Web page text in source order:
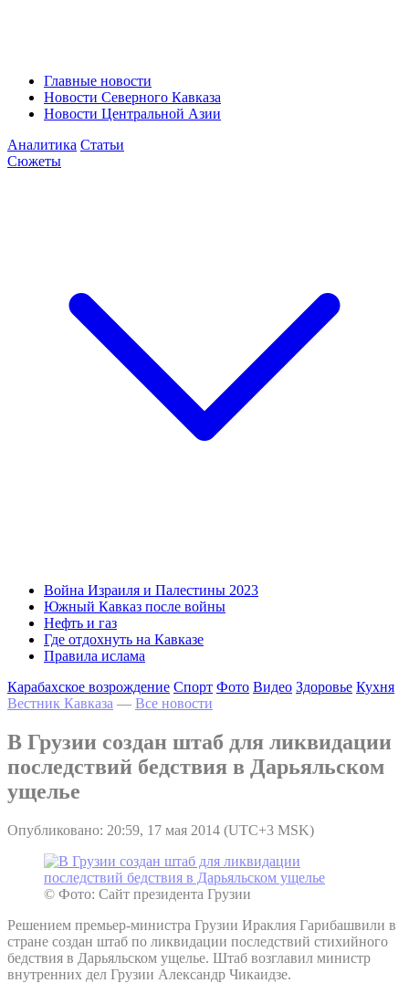
Главные новости
Новости Северного Кавказа
Новости Центральной Азии
Аналитика Статьи
Сюжеты
Война Израиля и Палестины 2023
Южный Кавказ после войны
Нефть и газ
Где отдохнуть на Кавказе
Правила ислама
Карабахское возрождение Спорт Фото Видео Здоровье Кухня
Вестник Кавказа — Все новости
В Грузии создан штаб для ликвидации
последствий бедствия в Дарьяльском
ущелье
Опубликовано: 20:59, 17 мая 2014 (UTC+3 MSK)
© Фото: Сайт президента Грузии
Решением премьер-министра Грузии Ираклия Гарибашвили в
стране создан штаб по ликвидации последствий стихийного
бедствия в Дарьяльском ущелье. Штаб возглавил министр
внутренних дел Грузии Александр Чикаидзе.